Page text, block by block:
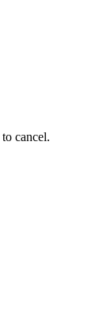
to cancel.